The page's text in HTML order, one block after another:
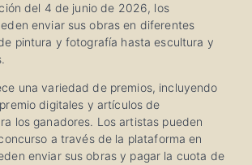
del 4 de junio de 2026, los
enviar sus obras en diferentes
pintura y fotografía hasta escultura y
una variedad de premios, incluyendo
digitales y artículos de
los ganadores. Los artistas pueden
a través de la plataforma en
enviar sus obras y pagar la cuota de